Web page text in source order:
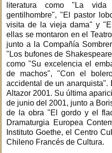
literatura como "La
gentilhombre", "El pastor
visita de la vieja dama" y
ellas se montaron en el
junto a la Compañía
"Los bufones de
como "Su excelencia el
de machos", "Con el
accidental de un
Altazor 2001. Su última
de junio del 2001, junto a
de la obra "El gordo y el
Dramaturgia Europea
Instituto Goethe, el Centro
Chileno Francés de Cultura.